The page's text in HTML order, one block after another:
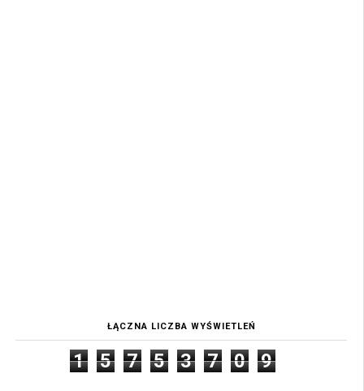
ŁĄCZNA LICZBA WYŚWIETLEŃ
1 5 7 5 3 7 0 9